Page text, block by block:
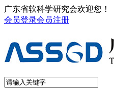
广东省软科学研究会欢迎您！
会员登录会员注册